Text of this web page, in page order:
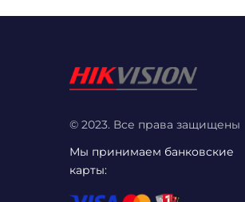
© 2023. Все права защищены
Мы принимаем банковские
карты: